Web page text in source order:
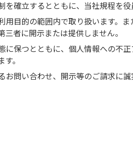
確立するとともに、当社規程を
用目的の範囲内で取り扱います。
者に開示または提供しません。
に保つとともに、個人情報への不
。
問い合わせ、開示等のご請求に誠